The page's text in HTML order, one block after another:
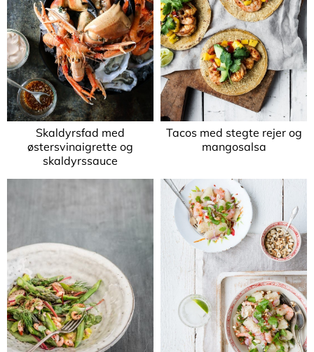
Skaldyrsfad med
østersvinaigrette og
skaldyrssauce
Tacos med stegte rejer og
mangosalsa